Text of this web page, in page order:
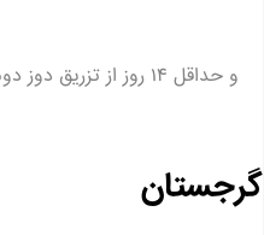
و حداقل ۱۴ روز از تزریق دوز دوم آن گذشته باشد
گرجستان